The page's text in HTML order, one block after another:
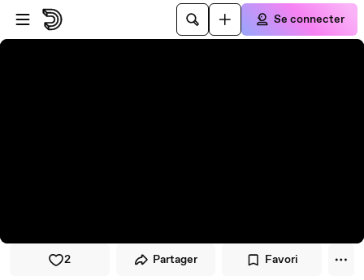
Passer au player
Passer au contenu principal
Se connecter
2 Partager Favori